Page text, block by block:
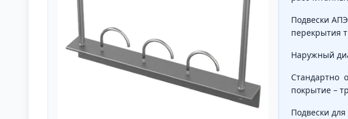
Подвески
перекрытия
Наружный
Стандартно
покрытие –
Подвески